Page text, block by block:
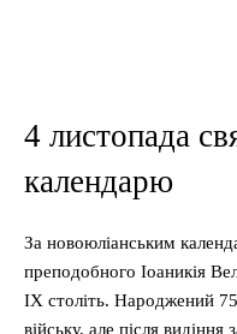
4 листопада
календарю
За новоюліанським
преподобного Іоаникія
IX століть. Народжений
війську, але після